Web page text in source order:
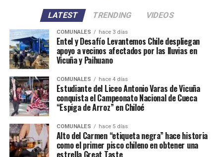
LATEST TRENDING VIDEOS
COMUNALES hace 3 días
Entel y Desafío Levantemos Chile despliegan
apoyo a vecinos afectados por las lluvias en
Vicuña y Paihuano
COMUNALES hace 4 días
Estudiante del Liceo Antonio Varas de Vicuña
conquista el Campeonato Nacional de Cueca
“Espiga de Arroz” en Chiloé
COMUNALES hace 5 días
Alto del Carmen “etiqueta negra” hace historia
como el primer pisco chileno en obtener una
estrella Great Taste